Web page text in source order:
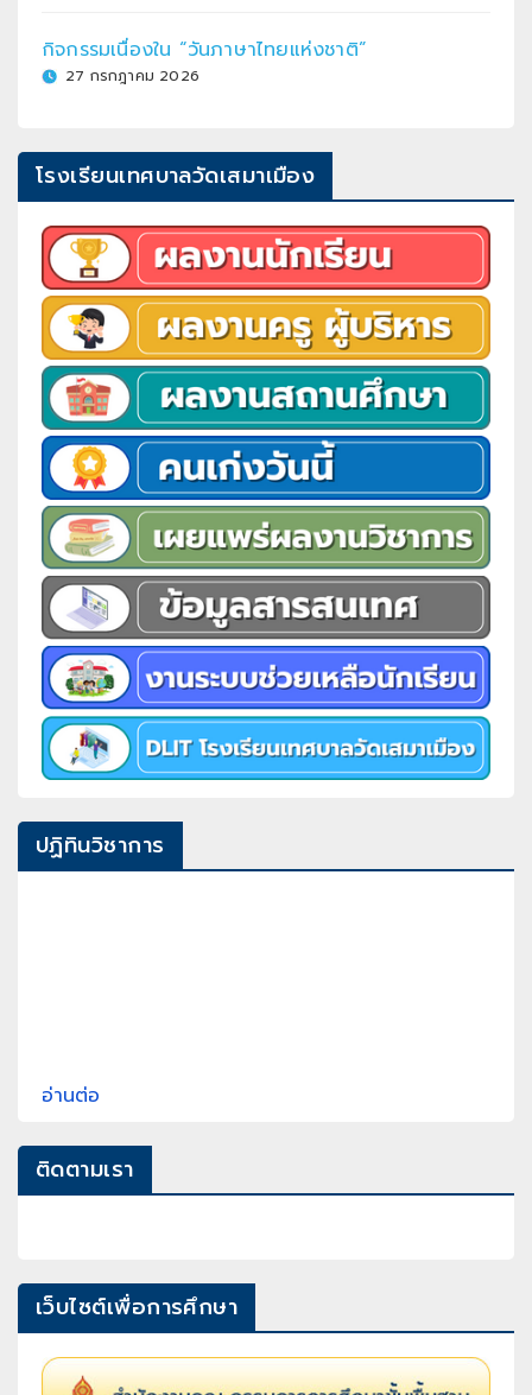
กิจกรรมเนื่องใน “วันภาษาไทยแห่งชาติ”
27 กรกฎาคม 2026
โรงเรียนเทศบาลวัดเสมาเมือง
ปฏิทินวิชาการ
อ่านต่อ
ติดตามเรา
เว็บไซต์เพื่อการศึกษา